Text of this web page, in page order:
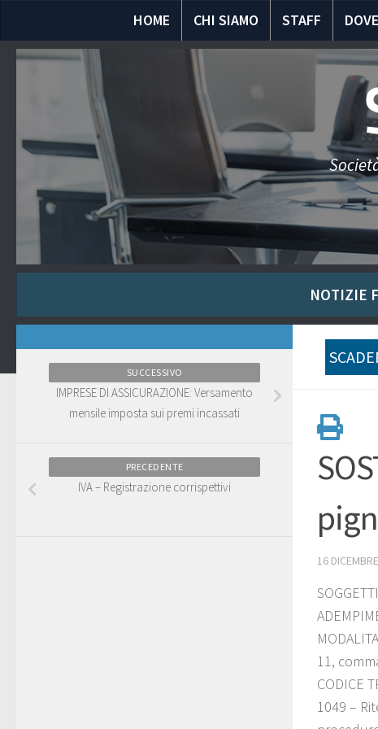
HOME CHI SIAMO STAFF
NOTIZIE
16
11,
CODICE
1049 –
SUCCESSIVO
IMPRESE DI ASSICURAZIONE: Versamento
mensile imposta sui premi incassati
PRECEDENTE
IVA – Registrazione corrispettivi